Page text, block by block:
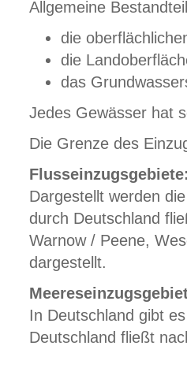
Allgemeine
die
die
das
Jedes Gewässer hat
Die Grenze des
Dargestellt werden
durch Deutschland
Warnow / Peene,
dargestellt.
In Deutschland gibt
Deutschland fließt